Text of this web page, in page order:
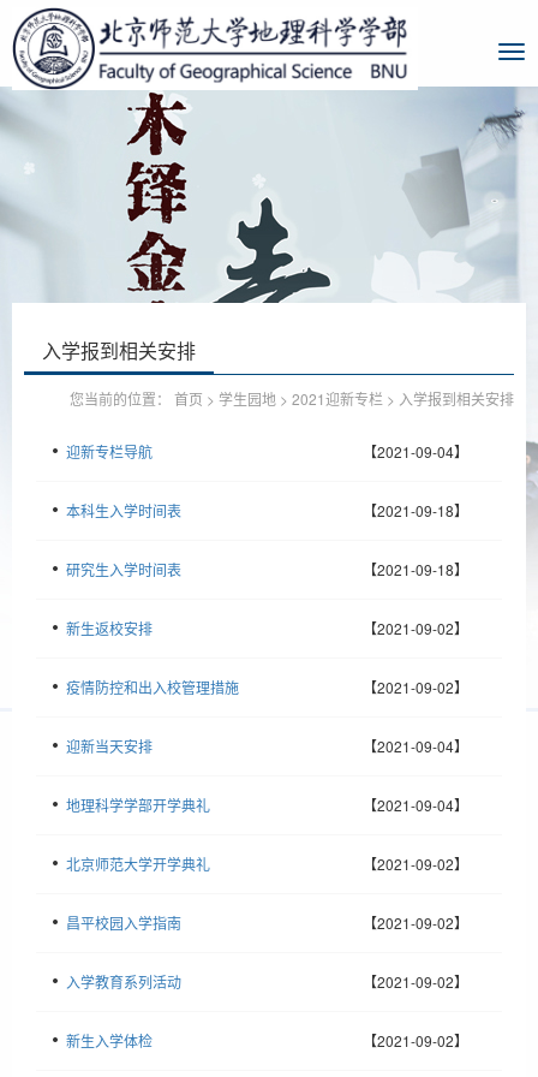
入学报到相关安排
您当前的位置： 首页 > 学生园地 > 2021迎新专栏 > 入学报到相关安排
迎新专栏导航 【2021-09-04】
本科生入学时间表 【2021-09-18】
研究生入学时间表 【2021-09-18】
新生返校安排 【2021-09-02】
疫情防控和出入校管理措施 【2021-09-02】
迎新当天安排 【2021-09-04】
地理科学学部开学典礼 【2021-09-04】
北京师范大学开学典礼 【2021-09-02】
昌平校园入学指南 【2021-09-02】
入学教育系列活动 【2021-09-02】
新生入学体检 【2021-09-02】